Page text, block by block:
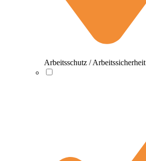
Arbeitsschutz / Arbeitssicherheit